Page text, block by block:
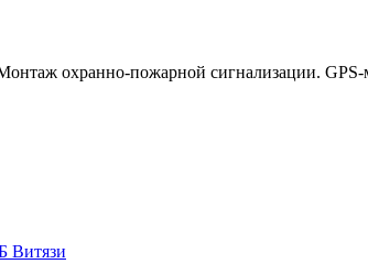
Монтаж охранно-пожарной сигнализации.